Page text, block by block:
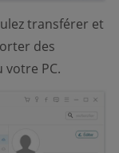
transférer et
des
PC.